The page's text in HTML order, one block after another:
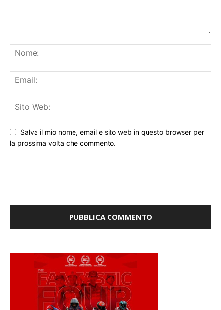
Salva il mio nome, email e sito web in questo browser per